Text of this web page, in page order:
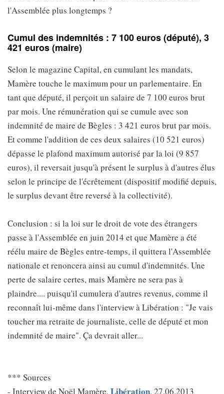
l'Assemblée plus longtemps ?
Cumul des indemnités : 7 100 euros (député), 3
421 euros (maire)
Selon le magazine Capital, en cumulant les mandats,
Mamère touche le maximum pour un parlementaire. En
tant que député, il perçoit un salaire de 7 100 euros brut
par mois. Une rémunération qui se cumule avec son
indemnité de maire de Bègles : 3 421 euros brut par mois.
Et comme l'addition de ces deux salaires (10 521 euros)
dépasse le plafond maximum autorisé par la loi (9 857
euros), il reversait jusqu'à présent le surplus à d'autres élus
selon le principe de l'écrêtement (dispositif modifié depuis,
le surplus devant être reversé à la collectivité).
Conclusion : si la loi sur le droit de vote des étrangers
passe à l'Assemblée en juin 2014 et que Mamère a été
réélu maire de Bègles entre-temps, il quittera l'Assemblée
nationale et renoncera ainsi au cumul d'indemnités. Une
perte de salaire certes, mais Mamère ne sera pas à
plaindre.... puisqu'il cumulera d'autres revenus, comme il
reconnaît lui-même dans l'interview à Libération : "Je vais
toucher ma retraite de journaliste, celle de député et mon
indemnité de maire". Ça devrait aller...
*** Sources
- Interview de Noël Mamère, Libération, 27.06.2013